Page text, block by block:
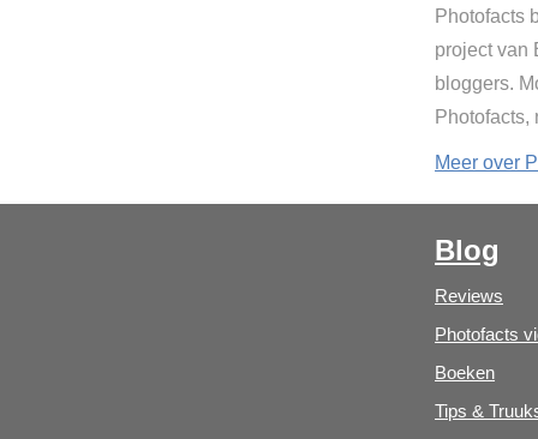
Photofacts
project van
bloggers.
Photofacts,
Meer over
Blog
Reviews
Photofacts
Boeken
Tips &